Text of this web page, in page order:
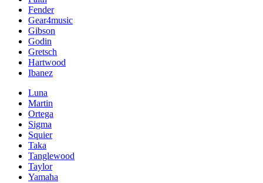
Fender
Gear4music
Gibson
Godin
Gretsch
Hartwood
Ibanez
Luna
Martin
Ortega
Sigma
Squier
Taka
Tanglewood
Taylor
Yamaha